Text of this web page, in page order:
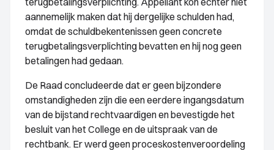
aannemelijk maken dat hij dergelijke schulden had,
omdat de schuldbekentenissen geen concrete
terugbetalingsverplichting bevatten en hij nog geen
betalingen had gedaan.
De Raad concludeerde dat er geen bijzondere
omstandigheden zijn die een eerdere ingangsdatum
van de bijstand rechtvaardigen en bevestigde het
besluit van het College en de uitspraak van de
rechtbank. Er werd geen proceskostenveroordeling